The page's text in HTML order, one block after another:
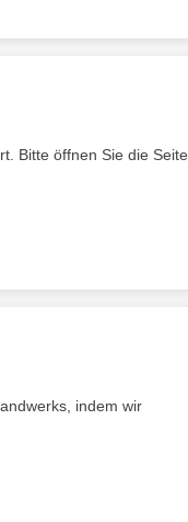
Bitte öffnen Sie die Seite
indem wir